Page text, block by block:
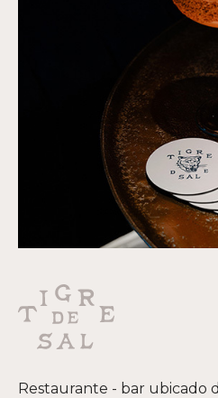
Restaurante - bar ubicado